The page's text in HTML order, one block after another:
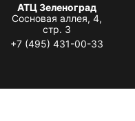
АТЦ Зеленоград
Сосновая аллея, 4,
стр. 3
+7 (495) 431-00-33